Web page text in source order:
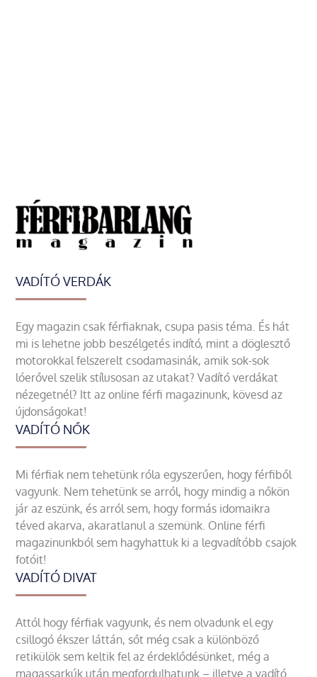
VADÍTÓ VERDÁK
Egy magazin csak férfiaknak, csupa pasis téma. És hát
mi is lehetne jobb beszélgetés indító, mint a döglesztő
motorokkal felszerelt csodamasinák, amik sok-sok
lóerővel szelik stílusosan az utakat? Vadító verdákat
nézegetnél? Itt az online férfi magazinunk, kövesd az
újdonságokat!
VADÍTÓ NŐK
Mi férfiak nem tehetünk róla egyszerűen, hogy férfiből
vagyunk. Nem tehetünk se arról, hogy mindig a nőkön
jár az eszünk, és arról sem, hogy formás idomaikra
téved akarva, akaratlanul a szemünk. Online férfi
magazinunkból sem hagyhattuk ki a legvadítóbb csajok
fotóit!
VADÍTÓ DIVAT
Attól hogy férfiak vagyunk, és nem olvadunk el egy
csillogó ékszer láttán, sőt még csak a különböző
retikülök sem keltik fel az érdeklődésünket, még a
magassarkúk után megfordulhatunk – illetve a vadító